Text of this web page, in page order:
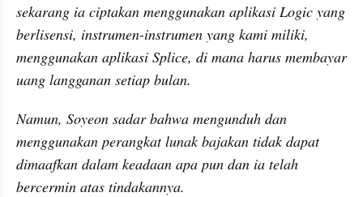
sekarang ia ciptakan menggunakan aplikasi Logic yang
berlisensi, instrumen-instrumen yang kami miliki,
menggunakan aplikasi Splice, di mana harus membayar
uang langganan setiap bulan.
Namun, Soyeon sadar bahwa mengunduh dan
menggunakan perangkat lunak bajakan tidak dapat
dimaafkan dalam keadaan apa pun dan ia telah
bercermin atas tindakannya.